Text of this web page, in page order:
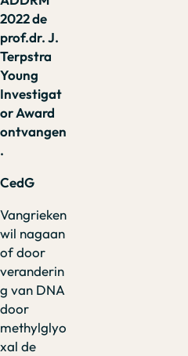
2022 de
prof.dr. J.
Terpstra
Young
Investigat
or Award
ontvangen
.
CedG
Vangrieken
wil nagaan
of door
veranderin
g van DNA
door
methylglyo
xal de